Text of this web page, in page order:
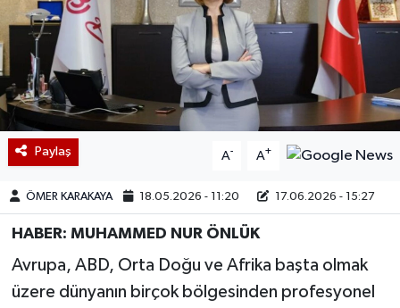
Paylaş A- A+
ÖMER KARAKAYA 18.05.2026 - 11:20 17.06.2026 - 15:27
HABER: MUHAMMED NUR ÖNLÜK
Avrupa, ABD, Orta Doğu ve Afrika başta olmak
üzere dünyanın birçok bölgesinden profesyonel